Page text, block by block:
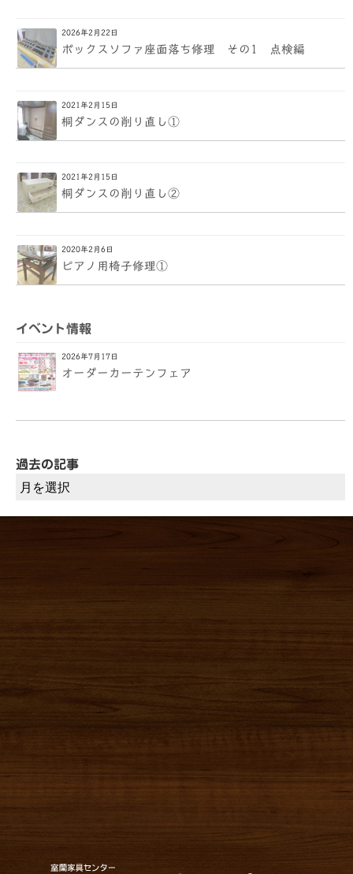
2026年2月22日
ボックスソファ座面落ち修理 その1 点検編
2021年2月15日
桐ダンスの削り直し①
2021年2月15日
桐ダンスの削り直し②
2020年2月6日
ピアノ用椅子修理①
イベント情報
2026年7月17日
オーダーカーテンフェア
過去の記事